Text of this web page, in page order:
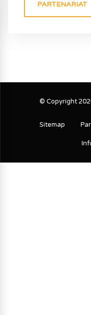
PARTENARIAT
© Copyright
Sitemap